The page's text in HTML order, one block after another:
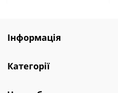
Інформація
Категорії